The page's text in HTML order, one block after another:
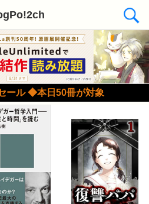
ール ◆本日50冊が対象